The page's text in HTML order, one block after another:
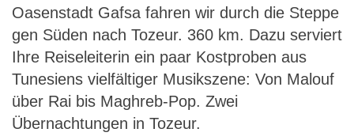
Oasenstadt Gafsa fahren wir durch die Steppe
gen Süden nach Tozeur. 360 km. Dazu serviert
Ihre Reiseleiterin ein paar Kostproben aus
Tunesiens vielfältiger Musikszene: Von Malouf
über Rai bis Maghreb-Pop. Zwei
Übernachtungen in Tozeur.